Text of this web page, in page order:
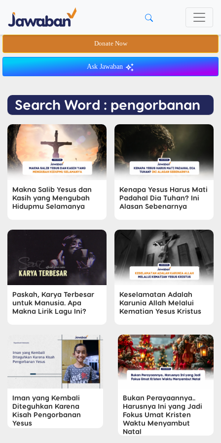
Donate Now
Ask Jawaban
Search Word : pengorbanan
Makna Salib Yesus dan
Kasih yang Mengubah
Hidupmu Selamanya
Kenapa Yesus Harus Mati
Padahal Dia Tuhan? Ini
Alasan Sebenarnya
Paskah, Karya Terbesar
untuk Manusia. Apa
Makna Lirik Lagu Ini?
Keselamatan Adalah
Karunia Allah Melalui
Kematian Yesus Kristus
Iman yang Kembali
Diteguhkan Karena
Kisah Pengorbanan
Yesus
Bukan Perayaannya..
Harusnya Ini yang Jadi
Fokus Umat Kristen
Waktu Menyambut
Natal